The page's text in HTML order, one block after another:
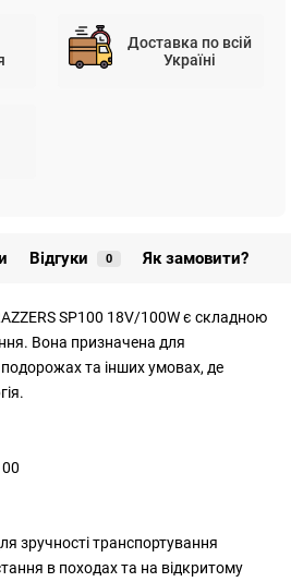
Доставка по всій
Україні
Відгуки 0 Як замовити?
SP100 18V/100W є складною
Вона призначена для
та інших умовах, де
зручності транспортування
в походах та на відкритому